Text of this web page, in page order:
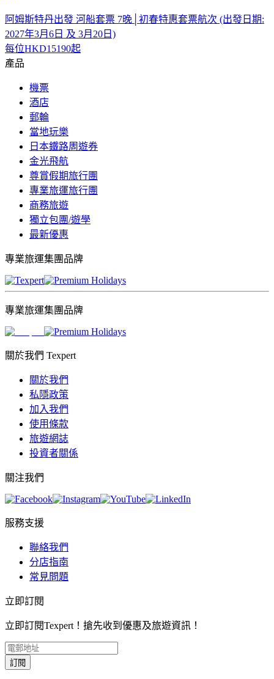
阿姆斯特丹出發 河船套票 7晚│初春特惠套票航次 (出發日期:
2027年3月6日 及 3月20日)
每位HKD15190起
產品
機票
酒店
郵輪
當地玩樂
日本鐵路周遊券
金光飛航
尊賞假期旅行團
專業旅運旅行團
商務旅遊
獨立包團/遊學
最新優惠
專業旅運集團品牌
專業旅運集團品牌
關於我們 Texpert
關於我們
私隱政策
加入我們
使用條款
旅遊網誌
投資者關係
關注我們
服務支援
聯絡我們
分店指南
常見問題
立即訂閱
立即訂閱Texpert！搶先收到優惠及旅遊資訊！
訂閱